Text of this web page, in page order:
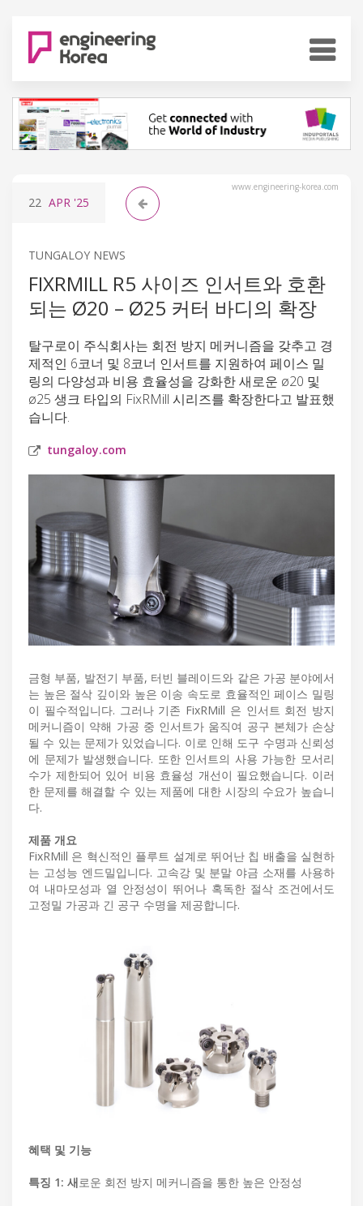
www.engineering-korea.com
22 APR '25
TUNGALOY NEWS
FIXRMILL R5 사이즈 인서트와 호환
되는 Ø20 – Ø25 커터 바디의 확장
탈구로이 주식회사는 회전 방지 메커니즘을 갖추고 경
제적인 6코너 및 8코너 인서트를 지원하여 페이스 밀
링의 다양성과 비용 효율성을 강화한 새로운 ø20 및
ø25 생크 타입의 FixRMill 시리즈를 확장한다고 발표했
습니다.
tungaloy.com
금형 부품, 발전기 부품, 터빈 블레이드와 같은 가공 분야에서
는 높은 절삭 깊이와 높은 이송 속도로 효율적인 페이스 밀링
이 필수적입니다. 그러나 기존 FixRMill 은 인서트 회전 방지
메커니즘이 약해 가공 중 인서트가 움직여 공구 본체가 손상
될 수 있는 문제가 있었습니다. 이로 인해 도구 수명과 신뢰성
에 문제가 발생했습니다. 또한 인서트의 사용 가능한 모서리
수가 제한되어 있어 비용 효율성 개선이 필요했습니다. 이러
한 문제를 해결할 수 있는 제품에 대한 시장의 수요가 높습니
다.
제품 개요
FixRMill 은 혁신적인 플루트 설계로 뛰어난 칩 배출을 실현하
는 고성능 엔드밀입니다. 고속강 및 분말 야금 소재를 사용하
여 내마모성과 열 안정성이 뛰어나 혹독한 절삭 조건에서도
고정밀 가공과 긴 공구 수명을 제공합니다.
혜택 및 기능
특징 1: 새로운 회전 방지 메커니즘을 통한 높은 안정성